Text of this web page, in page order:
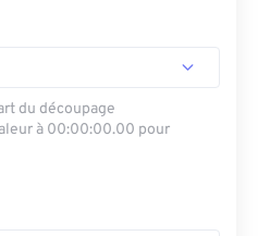
du découpage
à 00:00:00.00 pour